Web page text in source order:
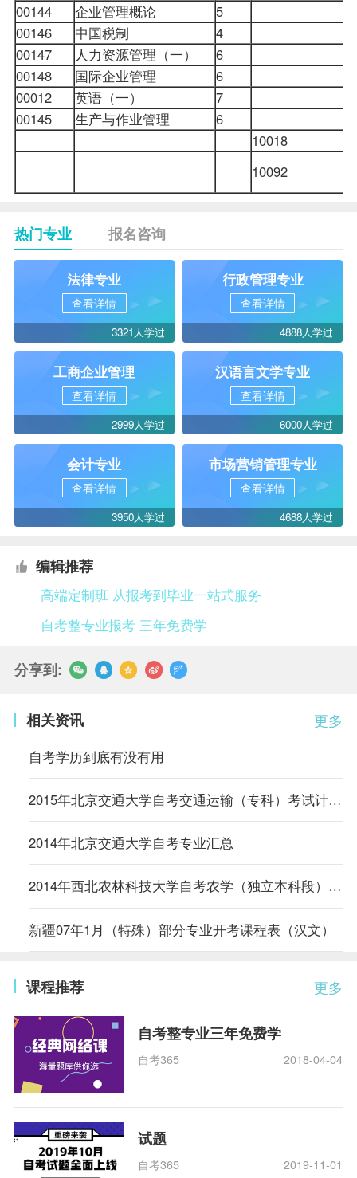
00144
企业管理概论
5
00146
中国税制
4
00147
人力资源管理（一）
6
00148
国际企业管理
6
00012
英语（一）
7
00145
生产与作业管理
6
10018
10092
热门专业 报名咨询
法律专业
查看详情
3321人学过
行政管理专业
查看详情
4888人学过
工商企业管理
查看详情
2999人学过
汉语言文学专业
查看详情
6000人学过
会计专业
查看详情
3950人学过
市场营销管理专业
查看详情
4688人学过
编辑推荐
高端定制班 从报考到毕业一站式服务
自考整专业报考 三年免费学
分享到:
更多
相关资讯
自考学历到底有没有用
2015年北京交通大学自考交通运输（专科）考试计划（内蒙古）
2014年北京交通大学自考专业汇总
2014年西北农林科技大学自考农学（独立本科段）专业计划
新疆07年1月（特殊）部分专业开考课程表（汉文）
更多
课程推荐
自考整专业三年免费学
自考365 2018-04-04
试题
自考365 2019-11-01